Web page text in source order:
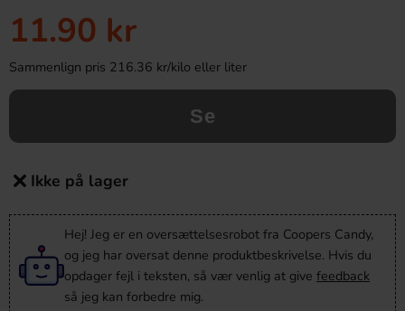
11.90 kr
Sammenlign pris 216.36 kr/kilo eller liter
Se
Ikke på lager
Hej! Jeg er en oversættelsesrobot fra Coopers Candy,
og jeg har oversat denne produktbeskrivelse. Hvis du
opdager fejl i teksten, så vær venlig at give feedback
så jeg kan forbedre mig.